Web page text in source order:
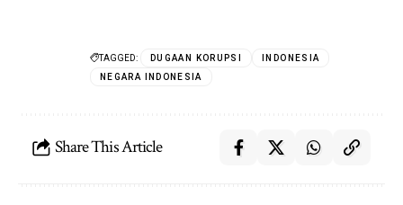
TAGGED: DUGAAN KORUPSI
INDONESIA
NEGARA INDONESIA
Share This Article